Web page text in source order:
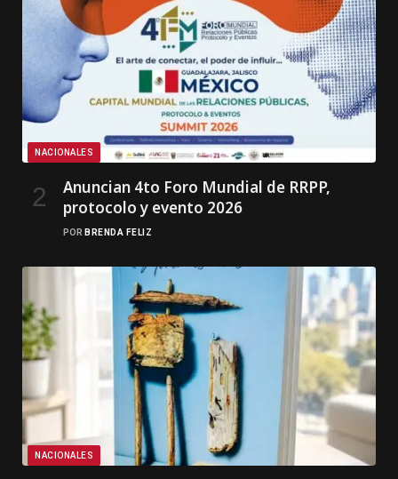
NACIONALES
Anuncian 4to Foro Mundial de RRPP,
protocolo y evento 2026
POR BRENDA FELIZ
NACIONALES